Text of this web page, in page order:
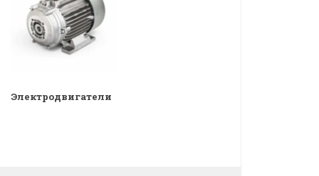
Электродвигатели